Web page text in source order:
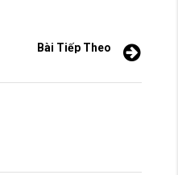
Bài Tiếp Theo